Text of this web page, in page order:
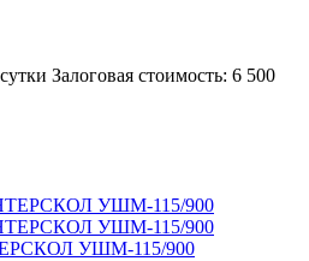
Залоговая стоимость: 6 500
УШМ-115/900